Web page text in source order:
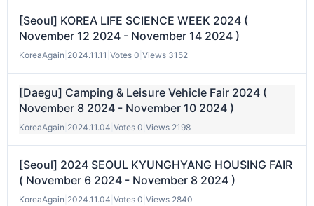
[Seoul] KOREA LIFE SCIENCE WEEK 2024 (
November 12 2024 - November 14 2024 )
KoreaAgain 2024.11.11 Votes 0 Views 3152
[Daegu] Camping & Leisure Vehicle Fair 2024 (
November 8 2024 - November 10 2024 )
KoreaAgain 2024.11.04 Votes 0 Views 2198
[Seoul] 2024 SEOUL KYUNGHYANG HOUSING FAIR
( November 6 2024 - November 8 2024 )
KoreaAgain 2024.11.04 Votes 0 Views 2840